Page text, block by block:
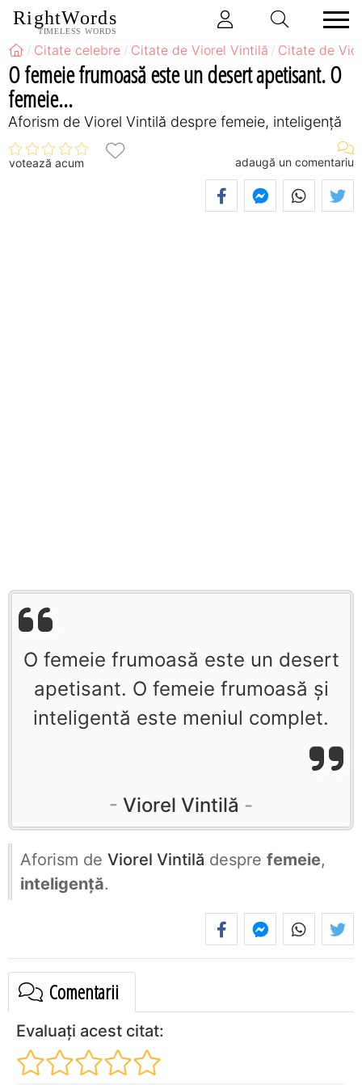
RightWords
TIMELESS WORDS
Citate celebre Citate de Viorel Vintilă Citate de
O femeie frumoasă este un desert apetisant. O
femeie...
Aforism de Viorel Vintilă despre femeie, inteligență
votează acum adaugă un comentariu
O femeie frumoasă este un desert
apetisant. O femeie frumoasă şi
inteligentă este meniul complet.
Viorel Vintilă
Aforism de Viorel Vintilă despre femeie,
inteligență.
Comentarii
Evaluați acest citat: